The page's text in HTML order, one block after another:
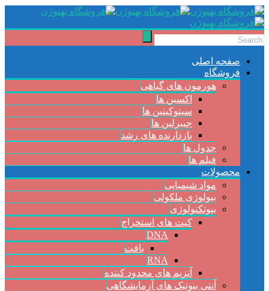
صفحه اصلی
فروشگاه
هورمون های گیاهی
اکسین ها
سیتوکینین ها
جیبرلین ها
بازدارنده های رشد
جدول ها
فیلم ها
محصولات
مواد شیمیایی
بیولوژی ملکولی
بیوتکنولوژی
کیت های استخراج
DNA
بافت
RNA
آنزیم های محدود کننده
آنتی بیوتیک های آزمایشگاهی